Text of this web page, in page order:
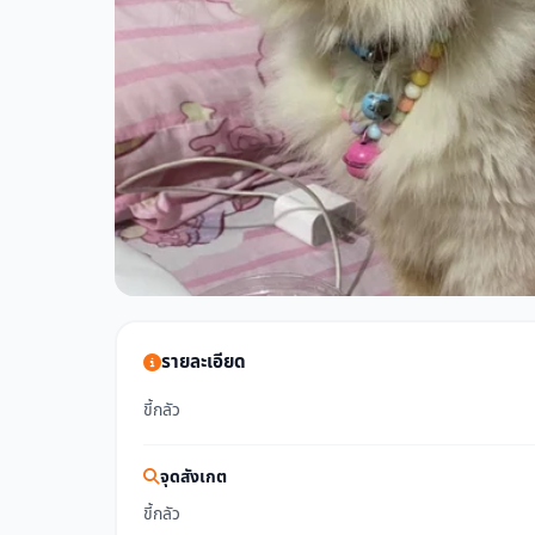
รายละเอียด
ขี้กลัว
จุดสังเกต
ขี้กลัว